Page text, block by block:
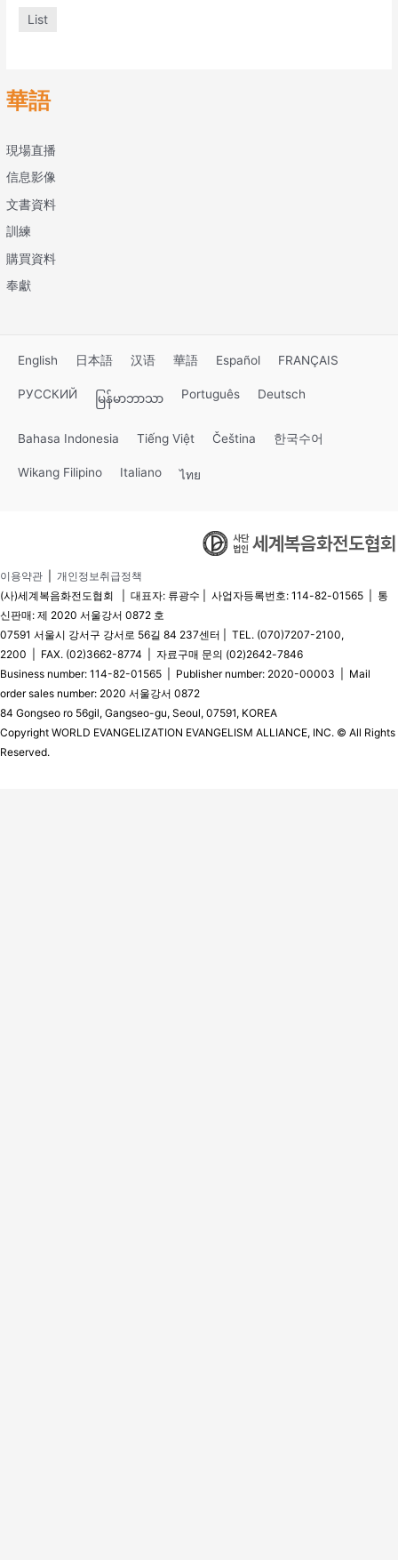
華語
現場直播
信息影像
文書資料
訓練
購買資料
奉獻
List
English 日本語 汉语 華語 Español FRANÇAIS
РУССКИЙ မြန်မာဘာသာ Português Deutsch
Bahasa Indonesia Tiếng Việt Čeština 한국수어
Wikang Filipino Italiano ไทย
이용약관
개인정보취급정책
(사)세계복음화전도협회 | 대표자: 류광수 | 사업자등록번호: 114-82-01565 | 통
신판매: 제 2020 서울강서 0872 호
07591 서울시 강서구 강서로 56길 84 237센터 | TEL. (070)7207-2100,
2200 | FAX. (02)3662-8774 | 자료구매 문의 (02)2642-7846
Business number: 114-82-01565 | Publisher number: 2020-00003 | Mail
order sales number: 2020 서울강서 0872
84 Gongseo ro 56gil, Gangseo-gu, Seoul, 07591, KOREA
Copyright WORLD EVANGELIZATION EVANGELISM ALLIANCE, INC. © All Rights
Reserved.